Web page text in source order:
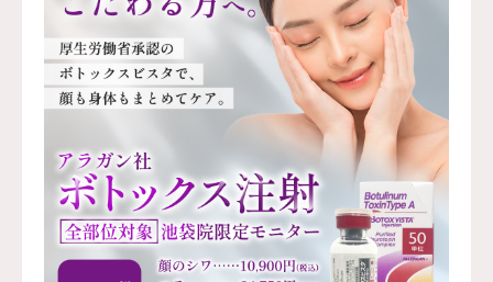
す。ごく稀に感染、アレルギー反応、血流障害などの合併
症が起こる可能性があります。
費用：138,000円(税込)
オプション 表面麻酔 3,300円(税込) 笑気麻酔 3,300円(税
込)
監修医 A CLINIC 統括院長 山田 哲雄